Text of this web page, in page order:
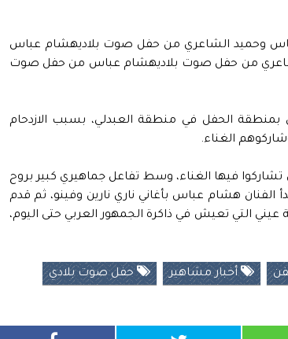
وحميد الشاعري من حفل صوت بلاديهشام عباس
من حفل صوت بلاديهشام عباس من حفل صوت
بمنطقة الحفل في منطقة العبدلي، بسبب الازدحام
الغناء.
فيها الغناء، وسط تفاعل جماهيري كبير بروح
الفنان هشام عباس بأغاني ناري نارين وفينو، ثم قدم
التي تعيش في ذاكرة الجمهور العربي حتى اليوم،
أخبار مشاهير حفل صوت بلادي